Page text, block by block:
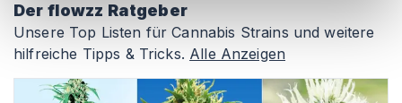
Der flowzz Ratgeber
Unsere Top Listen für Cannabis Strains und weitere
hilfreiche Tipps & Tricks. Alle Anzeigen